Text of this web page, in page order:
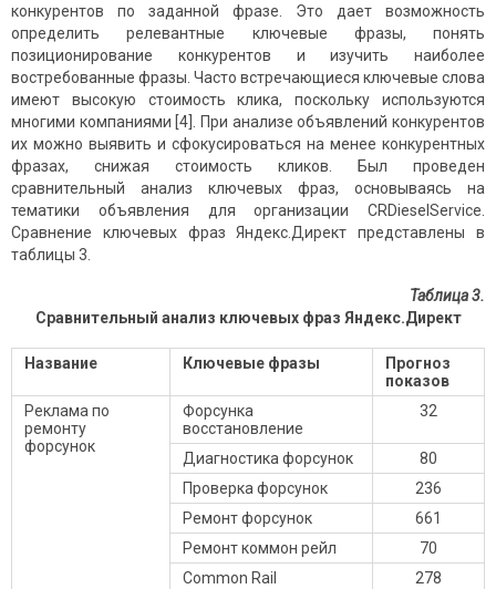
конкурентов по заданной фразе. Это дает возможность
определить релевантные ключевые фразы, понять
позиционирование конкурентов и изучить наиболее
востребованные фразы. Часто встречающиеся ключевые слова
имеют высокую стоимость клика, поскольку используются
многими компаниями [4]. При анализе объявлений конкурентов
их можно выявить и сфокусироваться на менее конкурентных
фразах, снижая стоимость кликов. Был проведен
сравнительный анализ ключевых фраз, основываясь на
тематики объявления для организации CRDieselService.
Сравнение ключевых фраз Яндекс.Директ представлены в
таблицы 3.
Таблица 3.
Сравнительный анализ ключевых фраз Яндекс.Директ
Название Ключевые фразы
Прогноз
показов
Реклама по
ремонту
форсунок
Форсунка
восстановление
32
Диагностика форсунок
80
Проверка форсунок
236
Ремонт форсунок
661
Ремонт коммон рейл
70
Common Rail
278